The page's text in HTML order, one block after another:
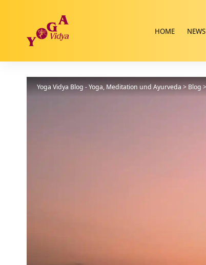
HOME NEWS
Yoga Vidya Blog - Yoga, Meditation und Ayurveda>Blog